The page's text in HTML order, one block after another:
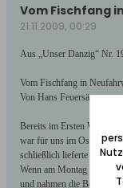
Vom Fischfang
21.11.2009, 00:29
Aus „Unser Danzig“ Nr.
Vom Fischfang in
Von Hans Feuersänger
Bereits im Ersten
war für uns im Osten
schließlich lieferte auch
Wenn am Montag die
und nahmen die